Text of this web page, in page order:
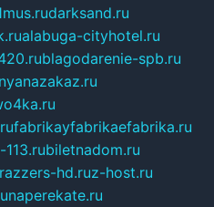
darksand.ru
alabuga-cityhotel.ru
blagodarenie-spb.ru
fabrikayfabrikaefabrika.ru
biletnadom.ru
hd.ruz-host.ru
naperekate.ru